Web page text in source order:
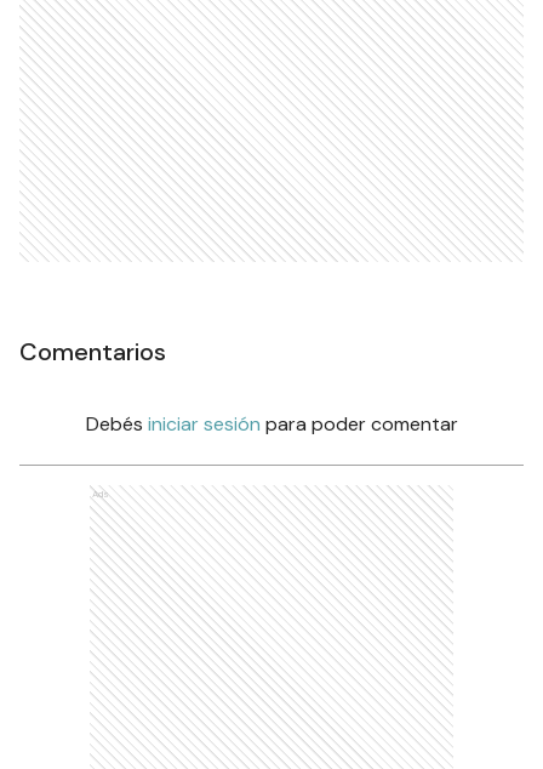
Comentarios
Debés iniciar sesión para poder comentar
Ads